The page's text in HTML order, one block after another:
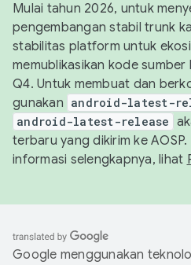
Mulai tahun 2026, untuk
pengembangan stabil trunk
stabilitas platform untuk
memublikasikan kode sumber
Q4. Untuk membuat dan
gunakan android-latest-
android-latest-release
terbaru yang dikirim ke
informasi selengkapnya, lihat
Google menggunakan